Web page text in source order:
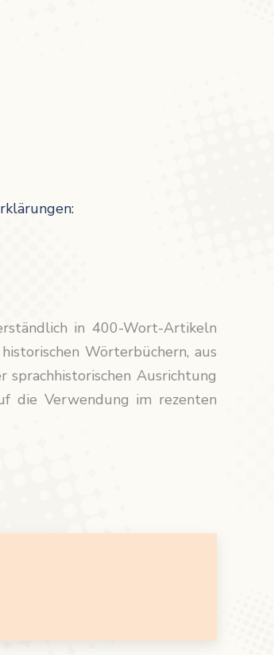
in 400-Wort-Artikeln
Wörterbüchern, aus
Ausrichtung
die Verwendung im rezenten